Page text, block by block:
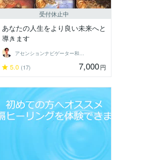
受付休止中
あなたの人生をより良い未来へと
導きます
アセンションナビゲーター和（Kazu）
5.0 (17) 7,000円